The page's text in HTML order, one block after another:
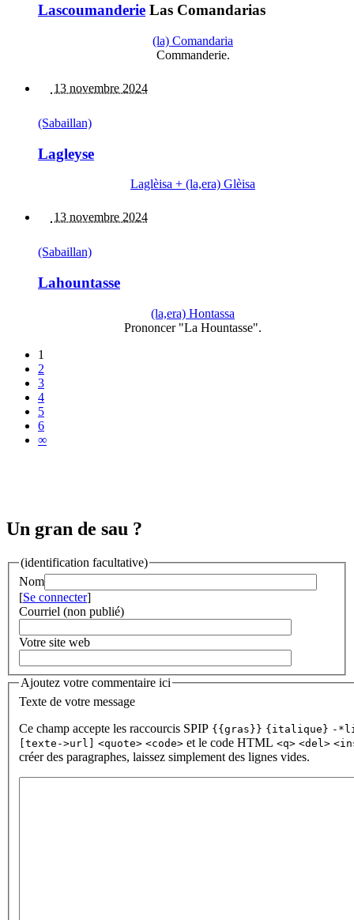
Lascoumanderie Las Comandarias
(la) Comandaria
Commanderie.
13 novembre 2024
(Sabaillan)
Lagleyse
Laglèisa + (la,era) Glèisa
13 novembre 2024
(Sabaillan)
Lahountasse
(la,era) Hontassa
Prononcer "La Hountasse".
1
2
3
4
5
6
∞
Un gran de sau ?
(identification facultative)
Nom
[Se connecter]
Courriel (non publié)
Votre site web
Ajoutez votre commentaire ici
Texte de votre message
Ce champ accepte les raccourcis SPIP {{gras}} {italique} -
[texte->url] <quote> <code> et le code HTML <q> <del>
créer des paragraphes, laissez simplement des lignes vides.